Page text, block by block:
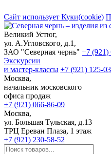
Сайт использует Куки(cookie)
Великий Устюг,
ул. А.Угловского, д.1,
ЗАО "Северная чернь" +7 (921)
Экскурсии
и мастер-классы +7 (921) 125-
Москва,
начальник московского
офиса продаж
+7 (921) 066-86-09
Москва,
ул. Большая Тульская, д.13
ТРЦ Ереван Плаза, 1 этаж
+7 (921) 230-58-52